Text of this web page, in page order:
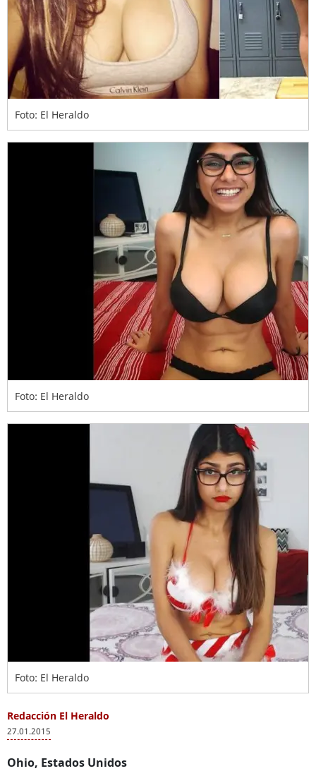
Foto: El Heraldo
Foto: El Heraldo
Foto: El Heraldo
Redacción El Heraldo
27.01.2015
Ohio, Estados Unidos